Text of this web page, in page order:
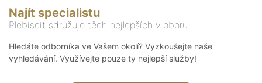
Najít specialistu
Plebiscit sdružuje těch nejlepších v oboru
Hledáte odborníka ve Vašem okolí? Vyzkoušejte naše
vyhledávání. Využívejte pouze ty nejlepší služby!